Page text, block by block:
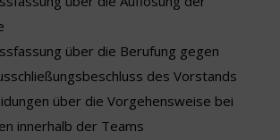
über die Berufung gegen
des Vorstands
über die Vorgehensweise bei
innerhalb der Teams